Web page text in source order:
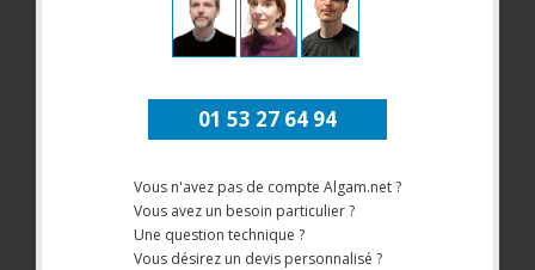
01 53 27 64 94
Vous n'avez pas de compte Algam.net ?
Vous avez un besoin particulier ?
Une question technique ?
Vous désirez un devis personnalisé ?